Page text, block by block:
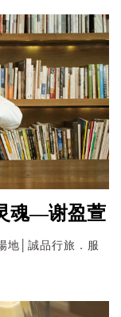
魂—谢盈萱
地│誠品行旅．服